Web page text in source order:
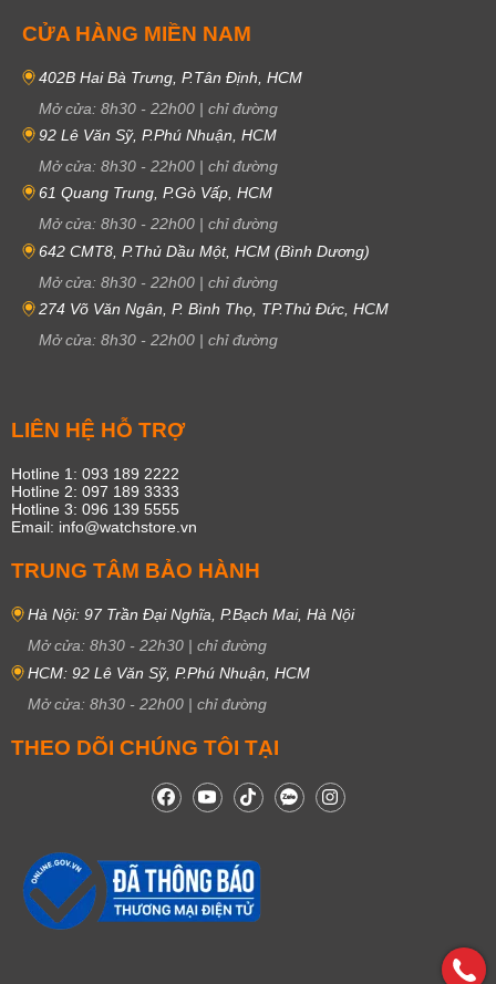
CỬA HÀNG MIỀN NAM
402B Hai Bà Trưng, P.Tân Định, HCM
Mở cửa: 8h30 - 22h00 | chỉ đường
92 Lê Văn Sỹ, P.Phú Nhuận, HCM
Mở cửa: 8h30 - 22h00 | chỉ đường
61 Quang Trung, P.Gò Vấp, HCM
Mở cửa: 8h30 - 22h00 | chỉ đường
642 CMT8, P.Thủ Dầu Một, HCM (Bình Dương)
Mở cửa: 8h30 - 22h00 | chỉ đường
274 Võ Văn Ngân, P. Bình Thọ, TP.Thủ Đức, HCM
Mở cửa: 8h30 - 22h00 | chỉ đường
LIÊN HỆ HỖ TRỢ
Hotline 1: 093 189 2222
Hotline 2: 097 189 3333
Hotline 3: 096 139 5555
Email: info@watchstore.vn
TRUNG TÂM BẢO HÀNH
Hà Nội: 97 Trần Đại Nghĩa, P.Bạch Mai, Hà Nội
Mở cửa: 8h30 - 22h30 | chỉ đường
HCM: 92 Lê Văn Sỹ, P.Phú Nhuận, HCM
Mở cửa: 8h30 - 22h00 | chỉ đường
THEO DÕI CHÚNG TÔI TẠI